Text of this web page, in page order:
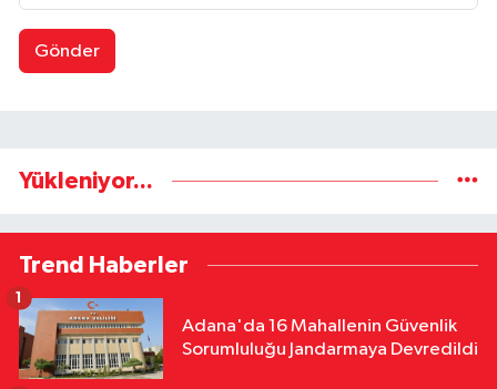
Gönder
Yükleniyor...
Trend Haberler
Adana'da 16 Mahallenin Güvenlik
Sorumluluğu Jandarmaya Devredildi
1